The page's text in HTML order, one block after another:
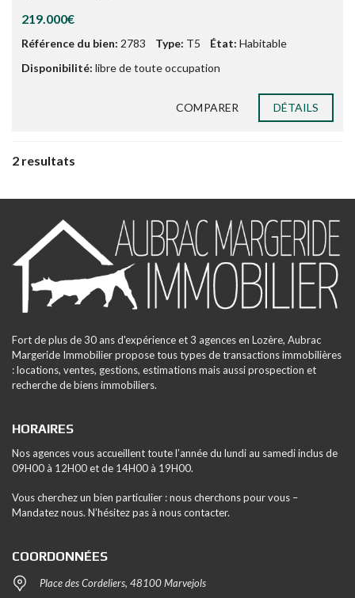
219.000€
Référence du bien: 2783 Type: T5 État: Habitable
Disponibilité: libre de toute occupation
COMPARER DÉTAILS
2 resultats
Fort de plus de 30 ans d'expérience et 3 agences en Lozère, Aubrac
Margeride Immobilier propose tous types de transactions immobilières
: locations, ventes, gestions, estimations mais aussi prospection et
recherche de biens immobiliers.
HORAIRES
Nos agences vous accueillent toute l’année du lundi au samedi inclus de
09H00 à 12H00 et de 14H00 à 19H00.
Vous cherchez un bien particulier : nous cherchons pour vous –
Mandatez nous. N’hésitez pas à nous contacter.
COORDONNÉES
Place des Cordeliers, 48100 Marvejols